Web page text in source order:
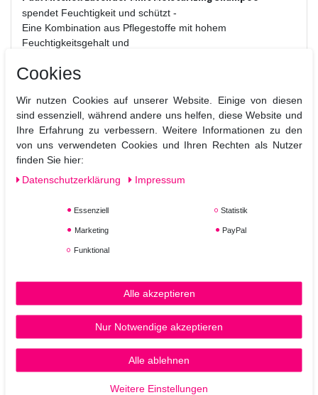
spendet Feuchtigkeit und schützt -
Eine Kombination aus Pflegestoffe mit hohem
Feuchtigkeitsgehalt und
stärken es
Reinigt sanft-
Die farbschonende Rezeptur sorgt für kräftigen,
reichhaltigen Schaum -
ein Wellness-Erlebnis für das Haar.
Beruhigt die Sinne mit natürlichen Lavendel-, Pfefferminz-
Cookies
Wir nutzen Cookies auf unserer Website. Einige von diesen
sind essenziell, während andere uns helfen, diese Website und
Ihre Erfahrung zu verbessern. Weitere Informationen zu den
von uns verwendeten Cookies und Ihren Rechten als Nutzer
finden Sie hier:
Daten­schutz­erklärung
Impressum
Essenziell Statistik
Marketing PayPal
Funktional
Alle akzeptieren
Nur Notwendige akzeptieren
Alle ablehnen
Weitere Einstellungen